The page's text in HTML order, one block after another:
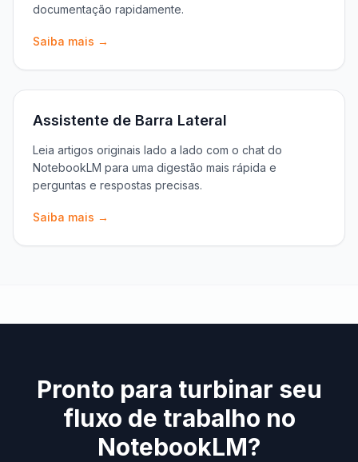
documentação rapidamente.
Saiba mais →
Assistente de Barra Lateral
Leia artigos originais lado a lado com o chat do
NotebookLM para uma digestão mais rápida e
perguntas e respostas precisas.
Saiba mais →
Pronto para turbinar seu
fluxo de trabalho no
NotebookLM?